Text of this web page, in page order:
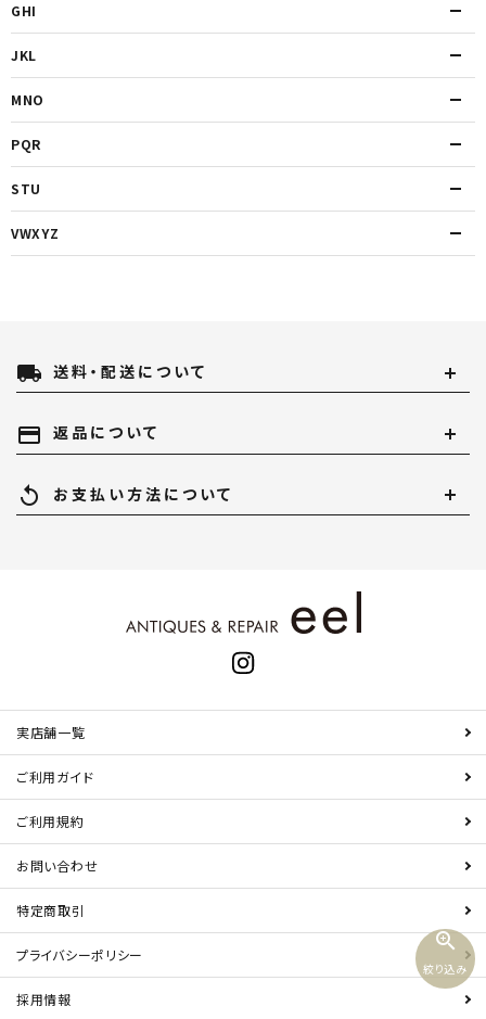
zoom_in
絞り込み
GHI
JKL
MNO
PQR
STU
VWXYZ
local_shipping 送料・配送について
payment 返品について
replay お支払い方法について
実店舗一覧
ご利用ガイド
ご利用規約
お問い合わせ
特定商取引
プライバシーポリシー
採用情報